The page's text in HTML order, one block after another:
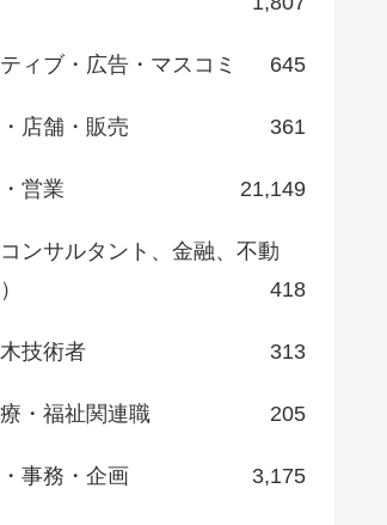
ィブ・広告・マスコミ 645
店舗・販売 361
営業 21,149
ンサルタント、金融、不動
418
技術者 313
・福祉関連職 205
事務・企画 3,175